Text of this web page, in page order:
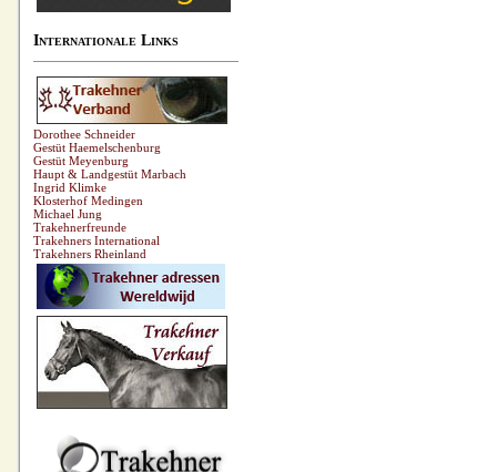
Internationale Links
Dorothee Schneider
Gestüt Haemelschenburg
Gestüt Meyenburg
Haupt & Landgestüt Marbach
Ingrid Klimke
Klosterhof Medingen
Michael Jung
Trakehnerfreunde
Trakehners International
Trakehners Rheinland